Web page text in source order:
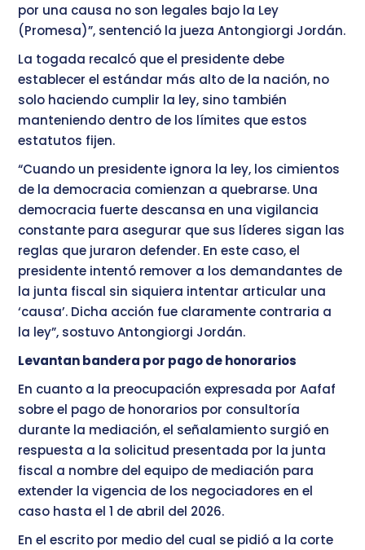
por una causa no son legales bajo la Ley
(Promesa)”, sentenció la jueza Antongiorgi Jordán.
La togada recalcó que el presidente debe
establecer el estándar más alto de la nación, no
solo haciendo cumplir la ley, sino también
manteniendo dentro de los límites que estos
estatutos fijen.
“Cuando un presidente ignora la ley, los cimientos
de la democracia comienzan a quebrarse. Una
democracia fuerte descansa en una vigilancia
constante para asegurar que sus líderes sigan las
reglas que juraron defender. En este caso, el
presidente intentó remover a los demandantes de
la junta fiscal sin siquiera intentar articular una
‘causa’. Dicha acción fue claramente contraria a
la ley”, sostuvo Antongiorgi Jordán.
Levantan bandera por pago de honorarios
En cuanto a la preocupación expresada por Aafaf
sobre el pago de honorarios por consultoría
durante la mediación, el señalamiento surgió en
respuesta a la solicitud presentada por la junta
fiscal a nombre del equipo de mediación para
extender la vigencia de los negociadores en el
caso hasta el 1 de abril del 2026.
En el escrito por medio del cual se pidió a la corte